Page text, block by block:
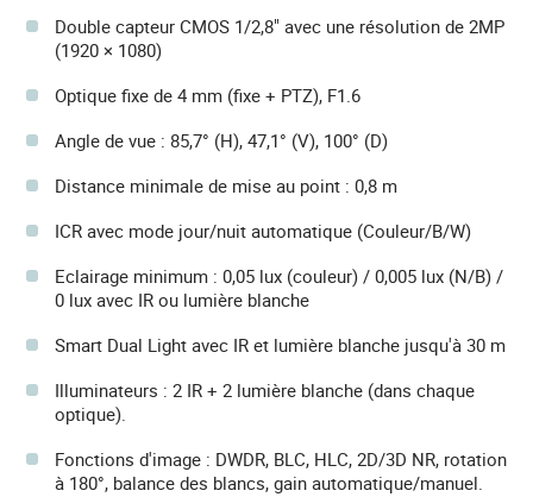
Double capteur CMOS 1/2,8" avec une résolution de 2MP
(1920 × 1080)
Optique fixe de 4 mm (fixe + PTZ), F1.6
Angle de vue : 85,7° (H), 47,1° (V), 100° (D)
Distance minimale de mise au point : 0,8 m
ICR avec mode jour/nuit automatique (Couleur/B/W)
Eclairage minimum : 0,05 lux (couleur) / 0,005 lux (N/B) /
0 lux avec IR ou lumière blanche
Smart Dual Light avec IR et lumière blanche jusqu'à 30 m
Illuminateurs : 2 IR + 2 lumière blanche (dans chaque
optique).
Fonctions d'image : DWDR, BLC, HLC, 2D/3D NR, rotation
à 180°, balance des blancs, gain automatique/manuel.